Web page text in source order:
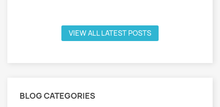
VIEW ALL LATEST POSTS
BLOG CATEGORIES